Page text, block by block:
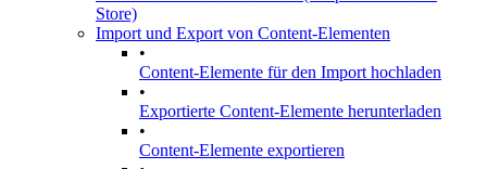
Store)
Import und Export von Content-Elementen
•
Content-Elemente für den Import hochladen
•
Exportierte Content-Elemente herunterladen
•
Content-Elemente exportieren